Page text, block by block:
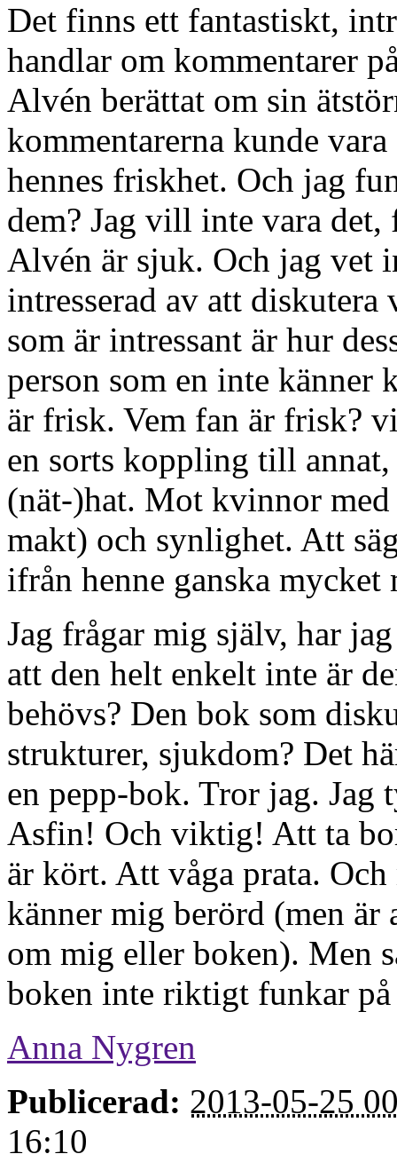
Det finns ett fantastiskt,
handlar om kommentarer
Alvén berättat om sin
kommentarerna kunde
hennes friskhet. Och jag
dem? Jag vill inte vara det,
Alvén är sjuk. Och jag vet
intresserad av att
som är intressant är hur
person som en inte känner
är frisk. Vem fan är frisk?
en sorts koppling till
(nät-)hat. Mot kvinnor
makt) och synlighet. Att
ifrån henne ganska mycket
Jag frågar mig själv, har
att den helt enkelt inte är
behövs? Den bok som
strukturer, sjukdom? Det
en pepp-bok. Tror jag. Jag
Asfin! Och viktig! Att ta
är kört. Att våga prata.
känner mig berörd (men är
om mig eller boken). Men
boken inte riktigt funkar
Anna Nygren
Publicerad: 2013-05-25
16:10